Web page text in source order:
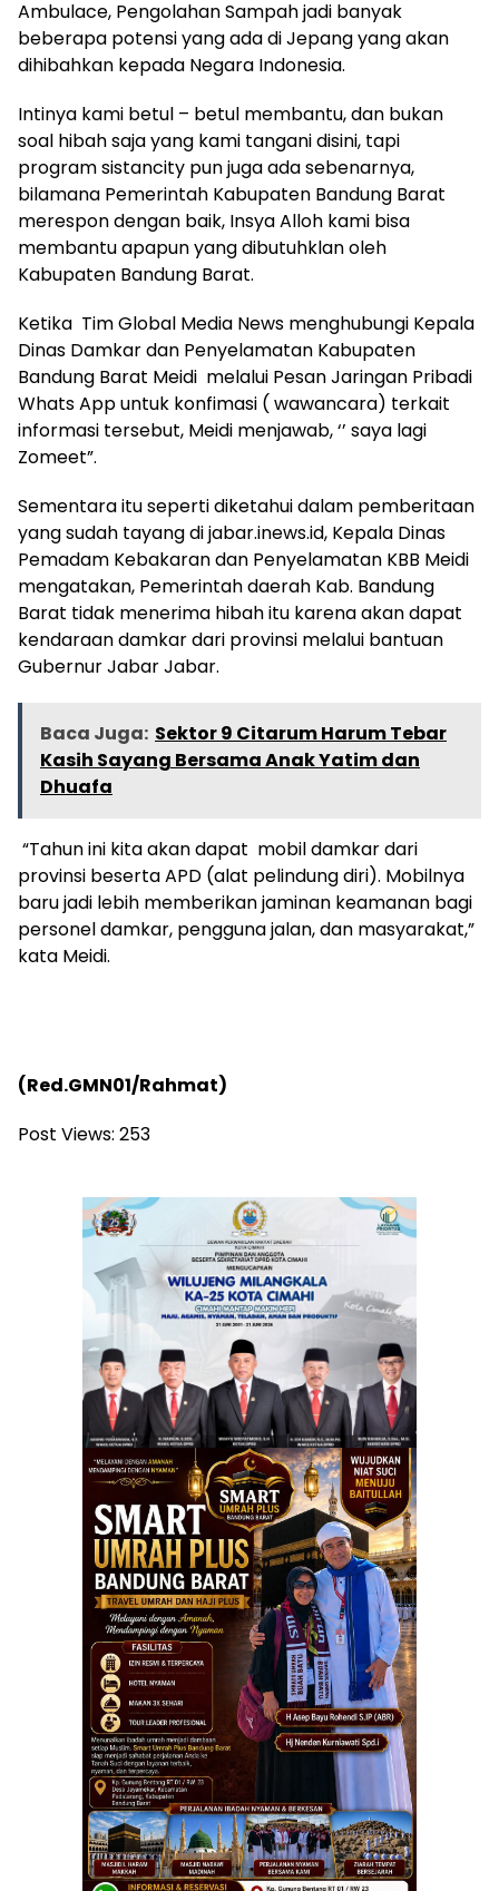
Ambulace, Pengolahan Sampah jadi banyak
beberapa potensi yang ada di Jepang yang akan
dihibahkan kepada Negara Indonesia.
Intinya kami betul – betul membantu, dan bukan
soal hibah saja yang kami tangani disini, tapi
program sistancity pun juga ada sebenarnya,
bilamana Pemerintah Kabupaten Bandung Barat
merespon dengan baik, Insya Alloh kami bisa
membantu apapun yang dibutuhklan oleh
Kabupaten Bandung Barat.
Ketika Tim Global Media News menghubungi Kepala
Dinas Damkar dan Penyelamatan Kabupaten
Bandung Barat Meidi melalui Pesan Jaringan Pribadi
Whats App untuk konfimasi ( wawancara) terkait
informasi tersebut, Meidi menjawab, ‘’ saya lagi
Zomeet”.
Sementara itu seperti diketahui dalam pemberitaan
yang sudah tayang di jabar.inews.id, Kepala Dinas
Pemadam Kebakaran dan Penyelamatan KBB Meidi
mengatakan, Pemerintah daerah Kab. Bandung
Barat tidak menerima hibah itu karena akan dapat
kendaraan damkar dari provinsi melalui bantuan
Gubernur Jabar Jabar.
Baca Juga: Sektor 9 Citarum Harum Tebar
Kasih Sayang Bersama Anak Yatim dan
Dhuafa
“Tahun ini kita akan dapat mobil damkar dari
provinsi beserta APD (alat pelindung diri). Mobilnya
baru jadi lebih memberikan jaminan keamanan bagi
personel damkar, pengguna jalan, dan masyarakat,”
kata Meidi.
(Red.GMN01/Rahmat)
Post Views: 253